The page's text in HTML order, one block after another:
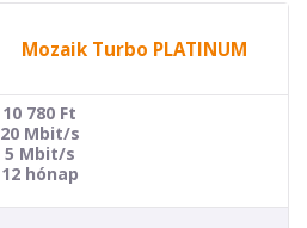
Mozaik Turbo PLATINUM
10 780 Ft
20 Mbit/s
5 Mbit/s
12 hónap